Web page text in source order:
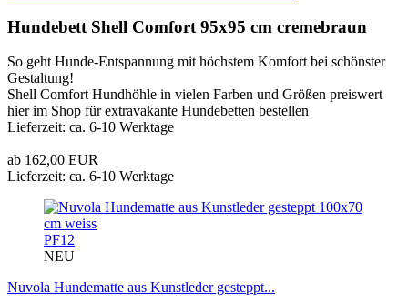
Hundebett Shell Comfort 95x95 cm cremebraun
So geht Hunde-Entspannung mit höchstem Komfort bei schönster
Gestaltung!
Shell Comfort Hundhöhle in vielen Farben und Größen preiswert
hier im Shop für extravakante Hundebetten bestellen
Lieferzeit: ca. 6-10 Werktage
ab 162,00 EUR
Lieferzeit: ca. 6-10 Werktage
PF12
NEU
Nuvola Hundematte aus Kunstleder gesteppt...